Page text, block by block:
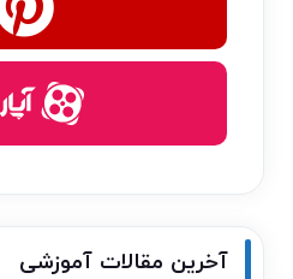
آخرین مقالات آموزشی